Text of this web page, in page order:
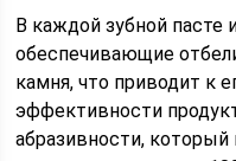
В каждой зубной пасте
обеспечивающие
камня, что приводит к
эффективности
абразивности,